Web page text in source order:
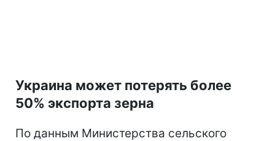
Украина может потерять более
50% экспорта зерна
По данным Министерства сельского